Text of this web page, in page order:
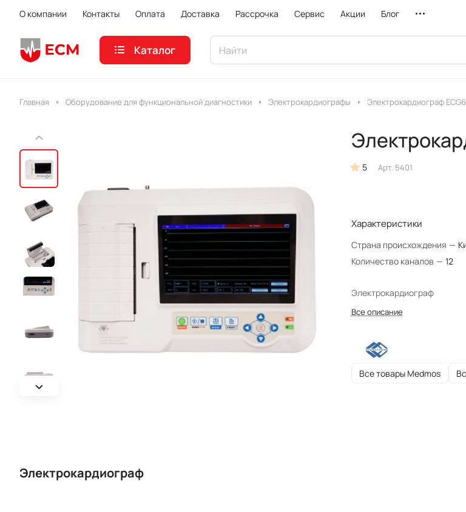
О компании Контакты Оплата Доставка Рассрочка Сервис Акции Блог
Каталог
Главная Оборудование для функциональной диагностики Электрокардиографы Электрокардиограф
5 Арт. 5401
Характеристики
Страна происхождения —
Количество каналов — 12
Электрокардиограф
Все описание
Все товары Medmos
Электрокардиограф